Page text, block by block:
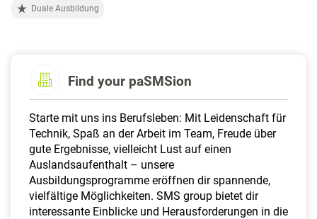
Duale Ausbildung
Find your paSMSion
Starte mit uns ins Berufsleben: Mit Leidenschaft für
Technik, Spaß an der Arbeit im Team, Freude über
gute Ergebnisse, vielleicht Lust auf einen
Auslandsaufenthalt – unsere
Ausbildungsprogramme eröffnen dir spannende,
vielfältige Möglichkeiten. SMS group bietet dir
interessante Einblicke und Herausforderungen in die